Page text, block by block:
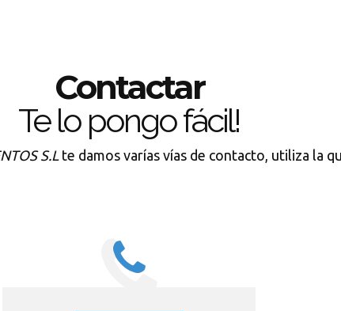
Contactar
Te lo pongo fácil!
S.Lte damos varías vías de contacto, utiliza la